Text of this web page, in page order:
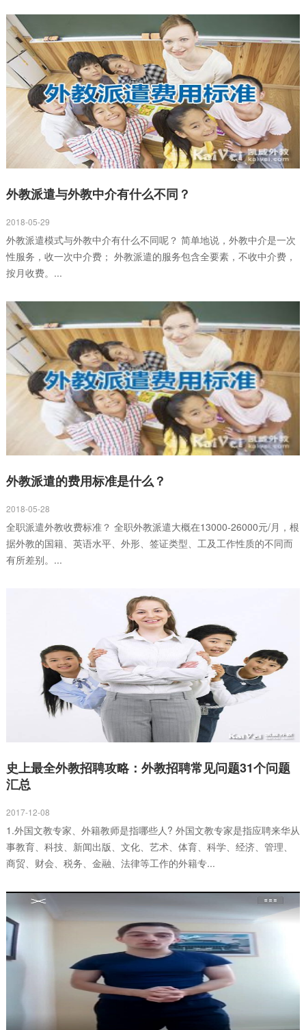
外教派遣与外教中介有什么不同？
2018-05-29
外教派遣模式与外教中介有什么不同呢？ 简单地说，外教中介是一次
性服务，收一次中介费； 外教派遣的服务包含全要素，不收中介费，
按月收费。...
外教派遣的费用标准是什么？
2018-05-28
全职派遣外教收费标准？ 全职外教派遣大概在13000-26000元/月，根
据外教的国籍、英语水平、外形、签证类型、工及工作性质的不同而
有所差别。...
史上最全外教招聘攻略：外教招聘常见问题31个问题
汇总
2017-12-08
1.外国文教专家、外籍教师是指哪些人? 外国文教专家是指应聘来华从
事教育、科技、新闻出版、文化、艺术、体育、科学、经济、管理、
商贸、财会、税务、金融、法律等工作的外籍专...